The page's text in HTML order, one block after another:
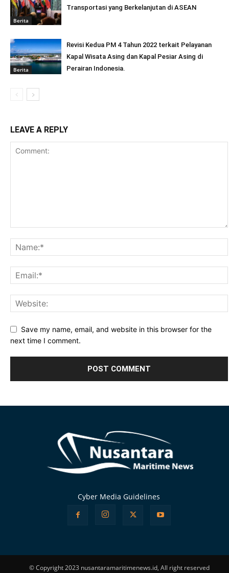
Berita
Transportasi yang Berkelanjutan di ASEAN
Berita
Revisi Kedua PM 4 Tahun 2022 terkait Pelayanan
Kapal Wisata Asing dan Kapal Pesiar Asing di
Perairan Indonesia.
LEAVE A REPLY
Save my name, email, and website in this browser for the
next time I comment.
Cyber Media Guidelines
© Copyright 2023 nusantaramaritimenews.id, All right reserved